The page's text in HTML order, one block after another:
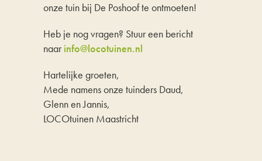
onze tuin bij De Poshoof te ontmoeten!
Heb je nog vragen? Stuur een bericht
naarinfo@locotuinen.nl
Hartelijke groeten,
Mede namens onze tuinders Daud,
Glenn en Jannis,
LOCOtuinen Maastricht